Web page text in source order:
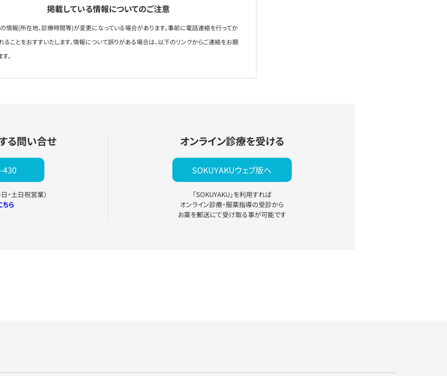
掲載している情報についてのご注意
情報(所在地、診療時間等)が変更になっている場合があります。事前に電話連絡を行ってか
ることをおすすいたします。情報について誤りがある場合は、以下のリンクからご連絡をお願
。
る問い合せ
430
・土日祝営業）
ちら
オンライン診療を受ける
SOKUYAKUウェブ版へ
「SOKUYAKU」を利用すれば
オンライン診療・服薬指導の受診から
お薬を郵送にて受け取る事が可能です